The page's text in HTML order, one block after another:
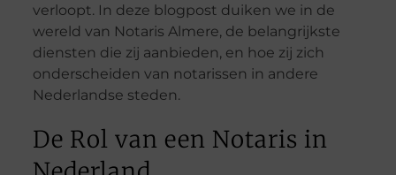
verloopt. In deze blogpost duiken we in de
wereld van Notaris Almere, de belangrijkste
diensten die zij aanbieden, en hoe zij zich
onderscheiden van notarissen in andere
Nederlandse steden.
De Rol van een Notaris in